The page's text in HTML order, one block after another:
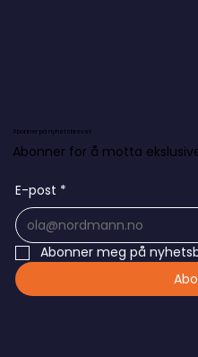
Abonner på nyhetsbrevet
Abonner for å motta
E-post *
Abonner meg på